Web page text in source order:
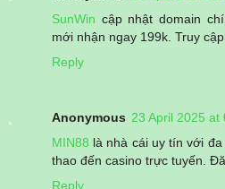
SunWin cập nhật domain
mới nhận ngay 199k. Truy
Reply
Anonymous 23 April 2025 at
MIN88 là nhà cái uy tín với
thao đến casino trực tuyến.
Reply